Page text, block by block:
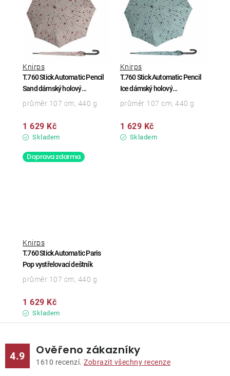
T.760 Stick Automatic Pencil
Sand dámský holový
vystřelovací deštník
Knirps
Skladem
1 629 Kč
průměr 107 cm, 440 g
T.760 Stick Automatic Pencil
Ice dámský holový
vystřelovací deštník
Knirps
Skladem
1 629 Kč
průměr 107 cm, 440 g
Doprava zdarma
T.760 Stick Automatic Paris
Pop vystřelovací deštník
Knirps
Skladem
1 629 Kč
průměr 107 cm, 440 g
4.9 Ověřeno zákazníky
1610 recenzí. Zobrazit všechny recenze